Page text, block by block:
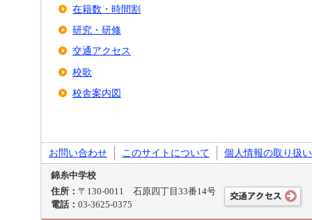
在籍数・時間割
研究・研修
交通アクセス
校歌
校舎案内図
お問い合わせ このサイトについて 個人情報の取り扱い
錦糸中学校
住所： 〒130-0011 石原四丁目33番14号
電話： 03-3625-0375